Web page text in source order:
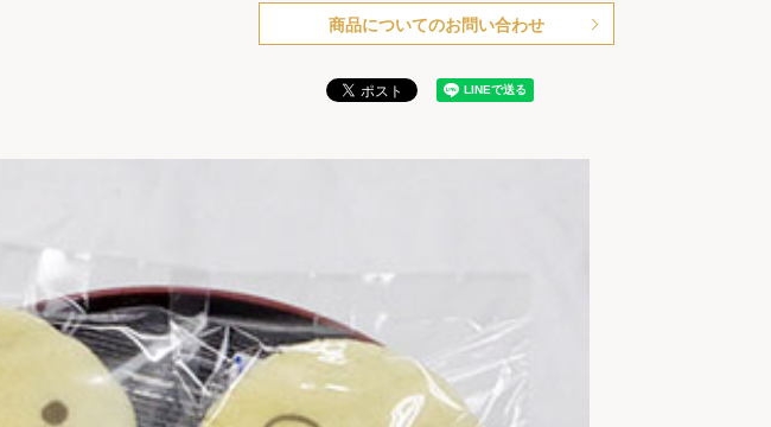
商品についてのお問い合わせ